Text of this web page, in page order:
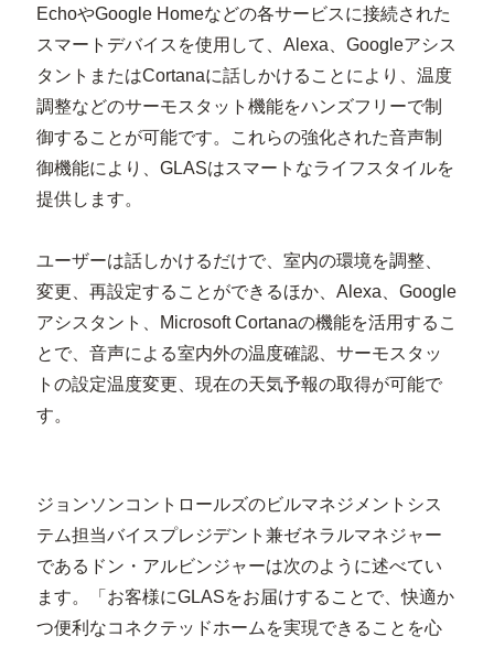
EchoやGoogle Homeなどの各サービスに接続された
スマートデバイスを使用して、Alexa、Googleアシス
タントまたはCortanaに話しかけることにより、温度
調整などのサーモスタット機能をハンズフリーで制
御することが可能です。これらの強化された音声制
御機能により、GLASはスマートなライフスタイルを
提供します。
ユーザーは話しかけるだけで、室内の環境を調整、
変更、再設定することができるほか、Alexa、Google
アシスタント、Microsoft Cortanaの機能を活用するこ
とで、音声による室内外の温度確認、サーモスタッ
トの設定温度変更、現在の天気予報の取得が可能で
す。
ジョンソンコントロールズのビルマネジメントシス
テム担当バイスプレジデント兼ゼネラルマネジャー
であるドン・アルビンジャーは次のように述べてい
ます。「お客様にGLASをお届けすることで、快適か
つ便利なコネクテッドホームを実現できることを心